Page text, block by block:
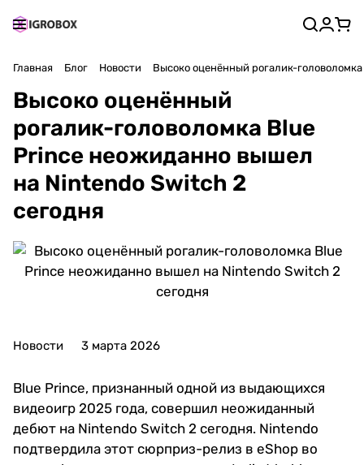
Главная Блог Новости Высоко оценённый рогалик-
Высоко оценённый
рогалик-головоломка Blue
Prince неожиданно вышел
на Nintendo Switch 2
сегодня
Новости 3 марта 2026
Blue Prince, признанный одной из выдающихся
видеоигр 2025 года, совершил неожиданный
дебют на Nintendo Switch 2 сегодня. Nintendo
подтвердила этот сюрприз-релиз в eShop во